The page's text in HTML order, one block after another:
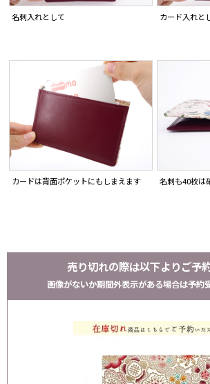
名刺入れとして カード入れと
カードは背面ポケットにもしまえます 名刺も40枚は
売り切れの際は以下よりご予
画像がないか期間外表示がある場合は予約